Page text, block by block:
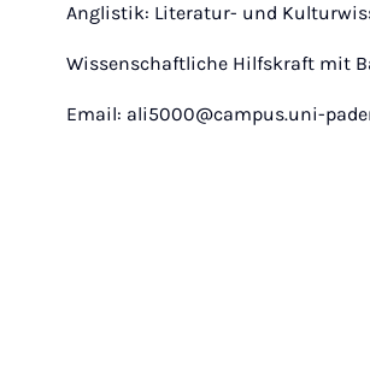
Anglistik: Literatur- und
Wissenschaftliche Hilfskraft mit
Email: ali5000@campus.uni-